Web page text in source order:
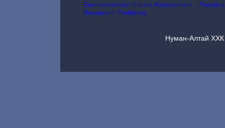
Environmental Impact Assessment -
Recurrent Problems
Нуман-Алтай